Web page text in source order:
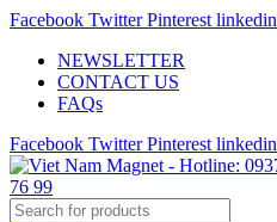
Facebook Twitter Pinterest linkedin
NEWSLETTER
CONTACT US
FAQs
Facebook Twitter Pinterest linkedin